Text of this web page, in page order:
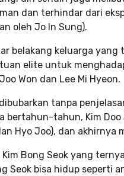
dan terhindar dari
oleh Jo In Sung).
belakang keluarga
elite untuk
Won dan Lee Mi Hyeon.
tanpa
bertahun-tahun, Kim
Hyo Joo), dan akhirnya
Bong Seok yang
Seok bisa hidup seperti